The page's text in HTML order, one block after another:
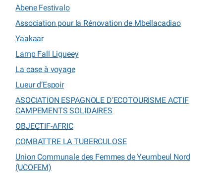
Abene Festivalo
Association pour la Rénovation de Mbellacadiao
Yaakaar
Lamp Fall Ligueey
La case à voyage
Lueur d’Espoir
ASOCIATION ESPAGNOLE D’ECOTOURISME ACTIF
CAMPEMENTS SOLIDAIRES
OBJECTIF-AFRIC
COMBATTRE LA TUBERCULOSE
Union Communale des Femmes de Yeumbeul Nord
(UCOFEM)